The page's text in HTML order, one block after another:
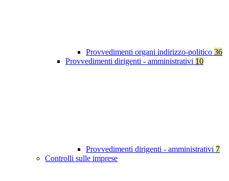
Provvedimenti organi indirizzo-politico 36
Provvedimenti dirigenti - amministrativi 10
Provvedimenti dirigenti - amministrativi 7
Controlli sulle imprese